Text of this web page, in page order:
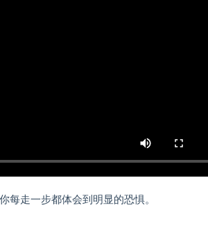
每走一步都体会到明显的恐惧。